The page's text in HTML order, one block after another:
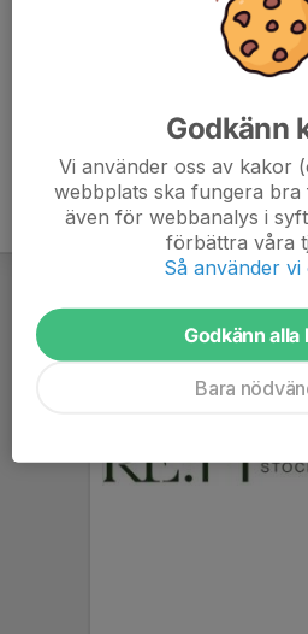
Godkänn
Vi använder oss av kakor
webbplats ska fungera bra
även för webbanalys i
förbättra våra
Så använder vi
Godkänn alla
Bara